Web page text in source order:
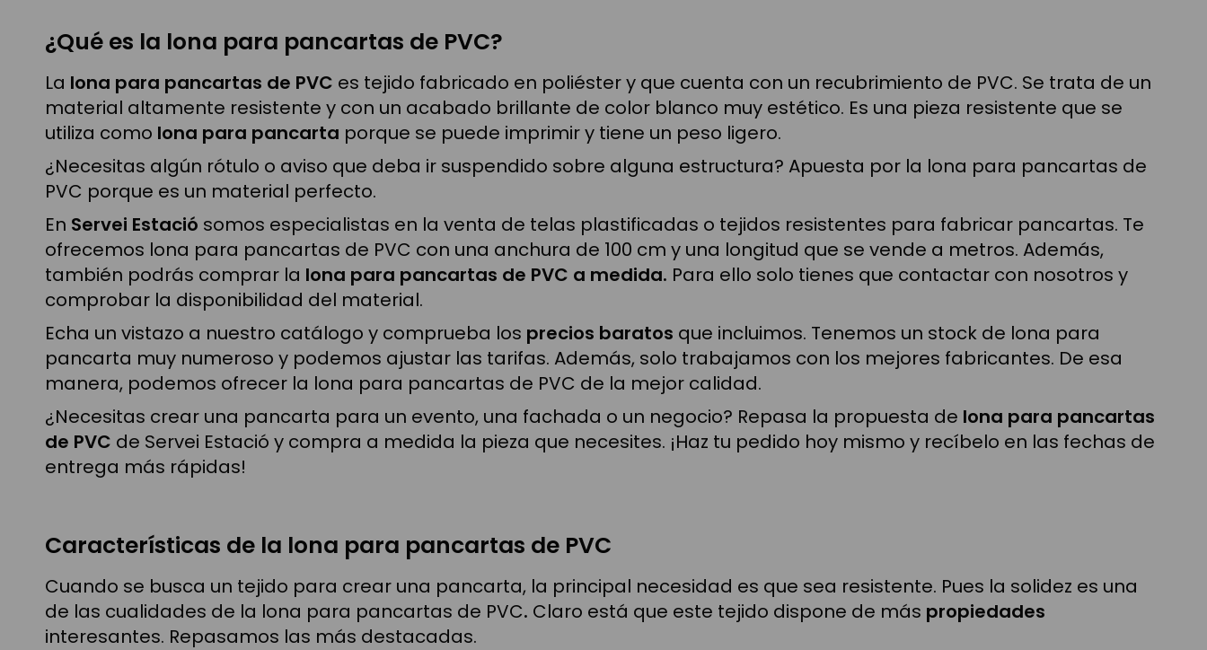
¿Qué es la lona para pancartas de PVC?
La lona para pancartas de PVC es tejido fabricado en poliéster y que cuenta con un recubrimiento de PVC. Se trata de un
material altamente resistente y con un acabado brillante de color blanco muy estético. Es una pieza resistente que se
utiliza como lona para pancarta porque se puede imprimir y tiene un peso ligero.
¿Necesitas algún rótulo o aviso que deba ir suspendido sobre alguna estructura? Apuesta por la lona para pancartas de
PVC porque es un material perfecto.
En Servei Estació somos especialistas en la venta de telas plastificadas o tejidos resistentes para fabricar pancartas. Te
ofrecemos lona para pancartas de PVC con una anchura de 100 cm y una longitud que se vende a metros. Además,
también podrás comprar la lona para pancartas de PVC a medida. Para ello solo tienes que contactar con nosotros y
comprobar la disponibilidad del material.
Echa un vistazo a nuestro catálogo y comprueba los precios baratos que incluimos. Tenemos un stock de lona para
pancarta muy numeroso y podemos ajustar las tarifas. Además, solo trabajamos con los mejores fabricantes. De esa
manera, podemos ofrecer la lona para pancartas de PVC de la mejor calidad.
¿Necesitas crear una pancarta para un evento, una fachada o un negocio? Repasa la propuesta de lona para pancartas
de PVC de Servei Estació y compra a medida la pieza que necesites. ¡Haz tu pedido hoy mismo y recíbelo en las fechas de
entrega más rápidas!
Características de la lona para pancartas de PVC
Cuando se busca un tejido para crear una pancarta, la principal necesidad es que sea resistente. Pues la solidez es una
de las cualidades de la lona para pancartas de PVC. Claro está que este tejido dispone de más propiedades
interesantes. Repasamos las más destacadas.